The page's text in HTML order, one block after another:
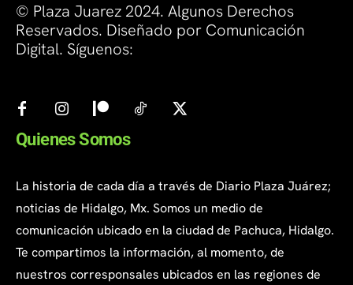
© Plaza Juarez 2024. Algunos Derechos
Reservados. Diseñado por Comunicación
Digital. Síguenos:
Quienes Somos
La historia de cada día a través de Diario Plaza Juárez;
noticias de Hidalgo, Mx. Somos un medio de
comunicación ubicado en la ciudad de Pachuca, Hidalgo.
Te compartimos la información, al momento, de
nuestros corresponsales ubicados en las regiones de